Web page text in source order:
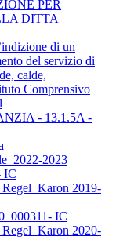
PER
DITTA
di un
del servizio di
calde,
Comprensivo
- 13.1.5A -
2023
IC
2019-
IC
2020-